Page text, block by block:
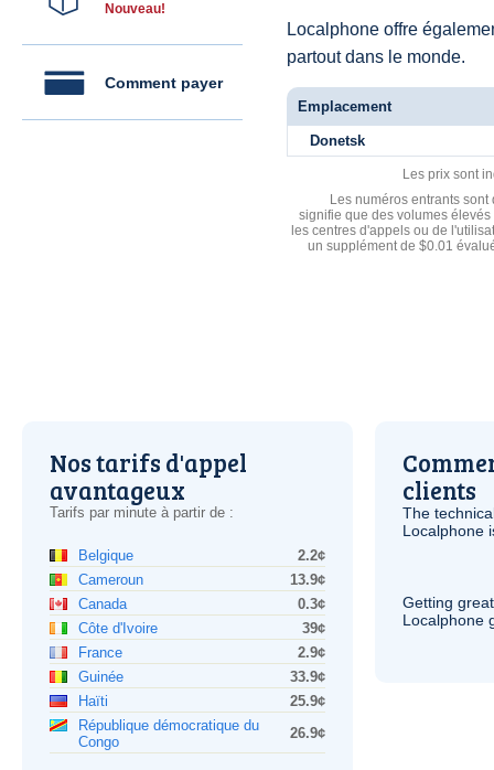
Nouveau!
Comment payer
Localphone offre
partout dans le monde.
Emplacement
Donetsk
Les prix sont
Les numéros entrants
signifie que des volumes
les centres d'appels ou de
un supplément de $0.01
Nos tarifs d'appel
avantageux
Tarifs par minute à partir de :
Belgique
2.2¢
Cameroun
13.9¢
Canada
0.3¢
Côte d'Ivoire
39¢
France
2.9¢
Guinée
33.9¢
Haïti
25.9¢
République démocratique du
Congo
26.9¢
clients
The
Localphone
Getting
Localphone